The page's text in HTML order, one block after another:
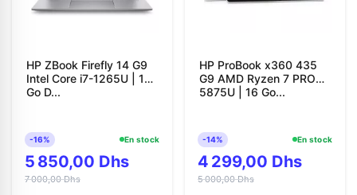
HP ZBook Firefly 14 G9
Intel Core i7-1265U | 16
Go D...
-16% En stock
5 850,00 Dhs
7 000,00 Dhs
HP ProBook x360 435
G9 AMD Ryzen 7 PRO
5875U | 16 Go...
-14% En stock
4 299,00 Dhs
5 000,00 Dhs